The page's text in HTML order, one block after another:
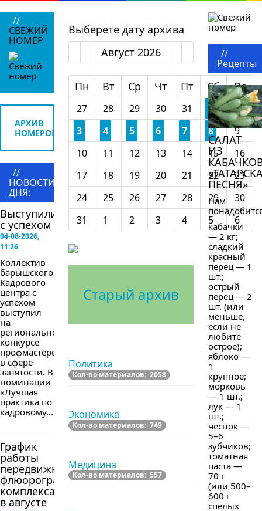
//
СВЕЖИЙ
НОМЕР
АРХИВ
НОМЕРОВ
//
НОВОСТИ
ДНЯ:
Выступили
с успехом
04-08-2026,
11:26
Коллектив
барышского
Кадрового
центра с
успехом
выступил
на
региональном
конкурсе
профмастерства
в сфере
занятости. В
номинации
«Лучшая
практика по
кадровому...
График
работы
передвижного
флюорографического
комплекса
в августе
Выберете дату архива
Август 2026
Пн Вт Ср Чт Пт Сб Вс
27 28 29 30 31 1
2
3
4 5 6 7 8
9
10
11 12 13 14 15
16
17
18 19 20 21 22
23
24
25 26 27 28 29
30
31
1 2 3 4 5 6
Старый архив
Политика
Кол-во материалов: 2058
Экономика
Кол-во материалов: 749
Медицина
Кол-во материалов: 557
//
Рецепты
САЛАТ
ИЗ
ПЕСНЯ»
Нам
кабачки
— 2 кг;
сладкий
красный
перец — 1
шт.;
острый
перец — 2
шт. (или
меньше,
если не
любите
острое);
яблоко —
1
крупное;
морковь
— 1 шт.;
лук — 1
шт.;
чеснок —
5–6
зубчиков;
томатная
паста —
70 г
(или 500–
600 г
спелых